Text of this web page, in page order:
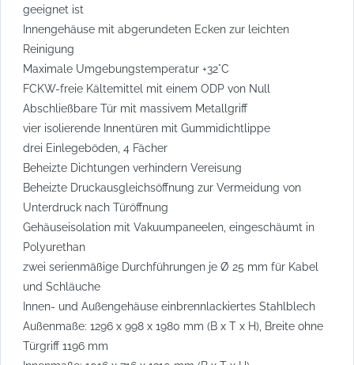
geeignet ist
Innengehäuse mit abgerundeten Ecken zur leichten
Reinigung
Maximale Umgebungstemperatur +32°C
FCKW-freie Kältemittel mit einem ODP von Null
Abschließbare Tür mit massivem Metallgriff
vier isolierende Innentüren mit Gummidichtlippe
drei Einlegeböden, 4 Fächer
Beheizte Dichtungen verhindern Vereisung
Beheizte Druckausgleichsöffnung zur Vermeidung von
Unterdruck nach Türöffnung
Gehäuseisolation mit Vakuumpaneelen, eingeschäumt in
Polyurethan
zwei serienmäßige Durchführungen je Ø 25 mm für Kabel
und Schläuche
Innen- und Außengehäuse einbrennlackiertes Stahlblech
Außenmaße: 1296 x 998 x 1980 mm (B x T x H), Breite ohne
Türgriff 1196 mm